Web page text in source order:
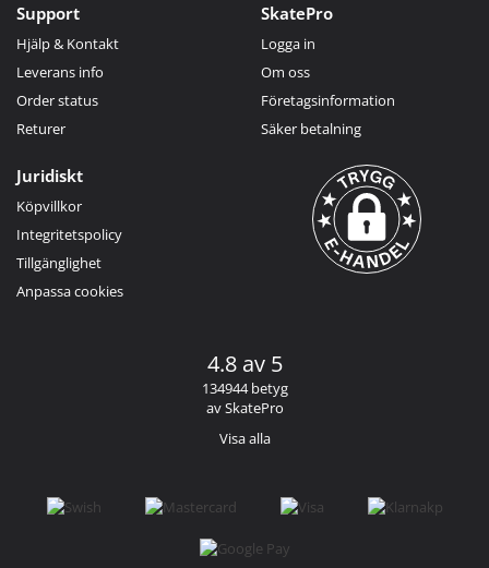
Support
Hjälp & Kontakt
Leverans info
Order status
Returer
SkatePro
Logga in
Om oss
Företagsinformation
Säker betalning
Juridiskt
Köpvillkor
Integritetspolicy
Tillgänglighet
Anpassa cookies
4.8 av 5
134944 betyg
av SkatePro
Visa alla